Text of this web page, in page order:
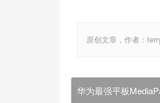
原创文章，作者：
华为最强平板